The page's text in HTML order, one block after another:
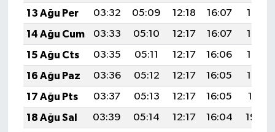
13 Ağu Per
03:32 05:09 12:18 16:07
19:16
14 Ağu Cum
03:33 05:10 12:17 16:07
19:15
15 Ağu Cts
03:35 05:11 12:17 16:06
19:14
16 Ağu Paz
03:36 05:12 12:17 16:05
19:12
17 Ağu Pts
03:37 05:13 12:17 16:05
19:11
18 Ağu Sal
03:39 05:14 12:17 16:04
19:09